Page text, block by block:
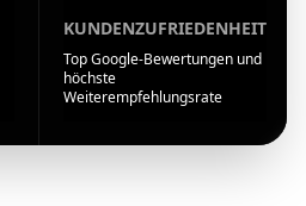
KUNDENZUFRIEDENHEIT
Top Google-Bewertungen und
höchste
Weiterempfehlungsrate